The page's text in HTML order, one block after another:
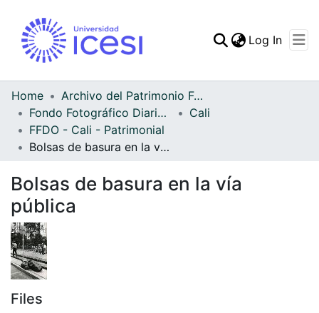
Statistics
Log In
Home
Archivo del Patrimonio Fotográfico y Fílmico del Valle del Cauca
Fondo Fotográfico Diario Occidente
Cali
FFDO - Cali - Patrimonial
Bolsas de basura en la vía pública
Bolsas de basura en la vía
pública
Files